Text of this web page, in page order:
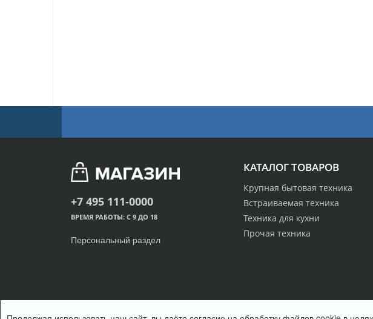
КАТАЛОГ ТОВАРОВ
Крупная бытовая техника
Встраиваемая техника
Техника для кухни
Прочая техника
+7 495 111-0000
ВРЕМЯ РАБОТЫ: С 9 ДО 18
Персональный раздел